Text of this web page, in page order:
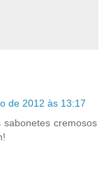
de 2012 às 13:17
cremosos